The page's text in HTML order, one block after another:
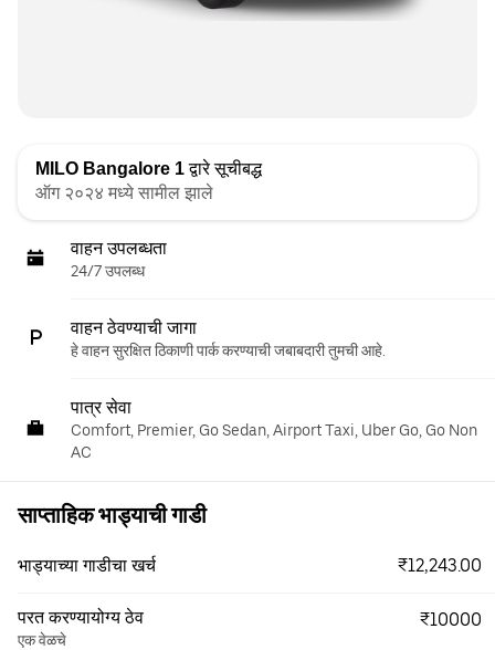
MILO Bangalore 1द्वारे सूचीबद्ध
ऑग २०२४ मध्ये सामील झाले
वाहन उपलब्धता
24/7 उपलब्ध
वाहन ठेवण्याची जागा
हे वाहन सुरक्षित ठिकाणी पार्क करण्याची जबाबदारी तुमची आहे.
पात्र सेवा
Comfort, Premier, Go Sedan, Airport Taxi, Uber Go, Go Non
AC
साप्ताहिक भाड्याची गाडी
भाड्याच्या गाडीचा खर्च ₹12,243.00
परत करण्यायोग्य ठेव
एक वेळचे
₹10000